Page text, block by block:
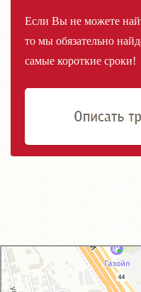
Если Вы не можете
то мы обязательно
самые короткие сроки!
GM-City&VAG-Repair
Автосервис, автотехцентр в Москве
Магазин автозапчастей и